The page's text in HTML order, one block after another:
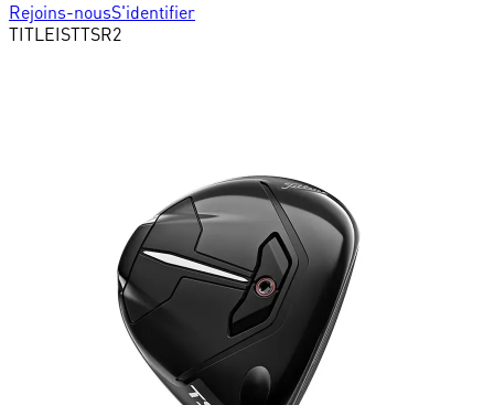
Rejoins-nousS'identifier
TITLEISTTSR2